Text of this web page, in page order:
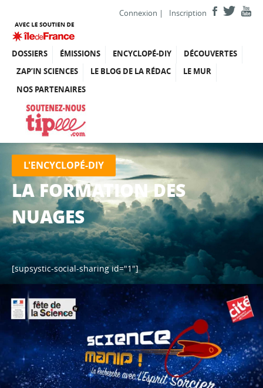
Connexion | Inscription
DOSSIERS ÉMISSIONS ENCYCLOPÉ-DIY
DÉCOUVERTES
ZAP’IN SCIENCES
LE BLOG DE LA RÉDAC
LE MUR
NOS PARTENAIRES
L'ENCYCLOPÉ-DIY
LA FORMATION DES
NUAGES
[supsystic-social-sharing id="1"]